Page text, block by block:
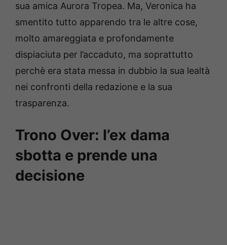
sua amica Aurora Tropea. Ma, Veronica ha
smentito tutto apparendo tra le altre cose,
molto amareggiata e profondamente
dispiaciuta per l’accaduto, ma soprattutto
perchè era stata messa in dubbio la sua lealtà
nei confronti della redazione e la sua
trasparenza.
Trono Over: l’ex dama
sbotta e prende una
decisione